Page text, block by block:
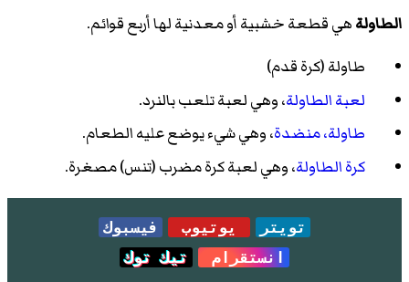
الطاولةهي قطعة خشبية أو معدنية لها أربع قوائم.
طاولة (كرة قدم)
لعبة الطاولة، وهي لعبة تلعب بالنرد.
طاولة، منضدة، وهي شيء يوضع عليه الطعام.
كرة الطاولة، وهي لعبة كرة مضرب (تنس) مصغرة.
تويتر يوتيوب
فيسبوك
انستقرام
تيك توك